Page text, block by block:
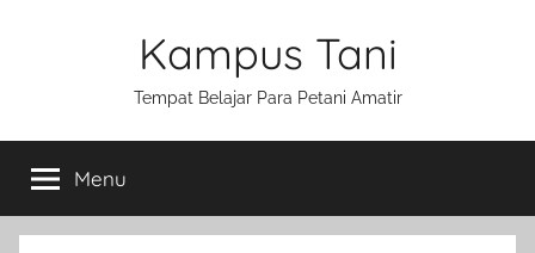
Kampus Tani
Tempat Belajar Para Petani Amatir
Menu